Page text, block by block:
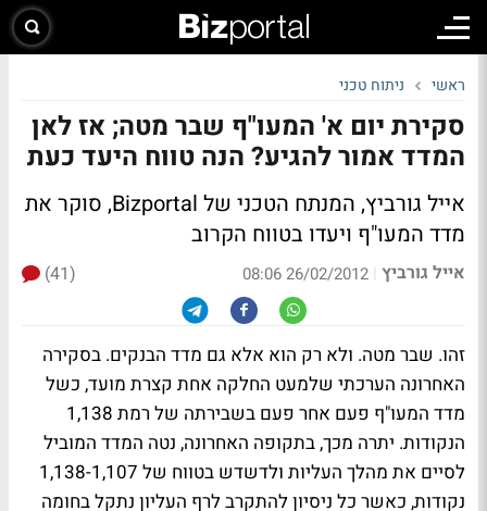
ראשי ניתוח טכני
סקירת יום א' המעו"ף שבר מטה; אז לאן
המדד אמור להגיע? הנה טווח היעד כעת
אייל גורביץ, המנתח הטכני של Bizportal, סוקר את
מדד המעו"ף ויעדו בטווח הקרוב
אייל גורביץ |
26/02/2012 08:06
(41)
זהו. שבר מטה. ולא רק הוא אלא גם מדד הבנקים. בסקירה
האחרונה הערכתי שלמעט החלקה אחת קצרת מועד, כשל
מדד המעו"ף פעם אחר פעם בשבירתה של רמת 1,138
הנקודות. יתרה מכך, בתקופה האחרונה, נטה המדד המוביל
לסיים את מהלך העליות ולדשדש בטווח של 1,138-1,107
נקודות, כאשר כל ניסיון להתקרב לרף העליון נתקל בחומה